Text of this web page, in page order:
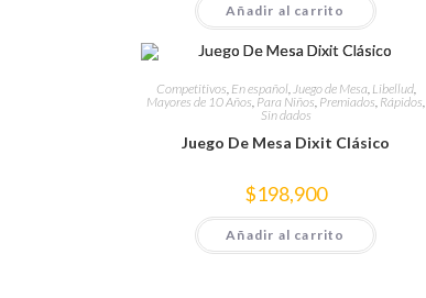
Añadir al carrito
Competitivos, En español,Juego de Mesa, Libellud,
Mayores de 10 Años, Para Niños, Premiados, Rápidos,
Sin dados
Juego De Mesa Dixit Clásico
$198,900
Añadir al carrito